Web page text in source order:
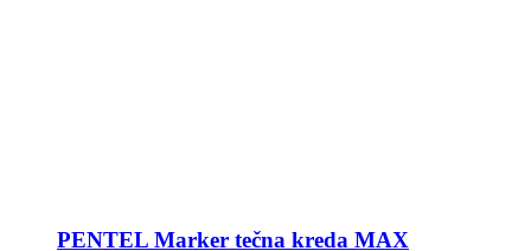
PENTEL Marker tečna kreda MAX